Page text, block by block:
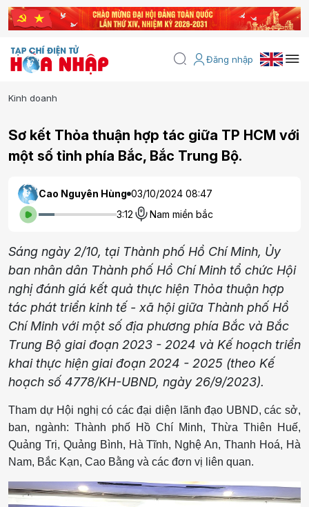
Đăng nhập
Kinh doanh
Sơ kết Thỏa thuận hợp tác giữa TP HCM với
một số tỉnh phía Bắc, Bắc Trung Bộ.
Cao Nguyên Hùng 03/10/2024 08:47
3:12
Nam miền bắc
Sáng ngày 2/10, tại Thành phố Hồ Chí Minh, Ủy
ban nhân dân Thành phố Hồ Chí Minh tổ chức Hội
nghị đánh giá kết quả thực hiện Thỏa thuận hợp
tác phát triển kinh tế - xã hội giữa Thành phố Hồ
Chí Minh với một số địa phương phía Bắc và Bắc
Trung Bộ giai đoạn 2023 - 2024 và Kế hoạch triển
khai thực hiện giai đoạn 2024 - 2025 (theo Kế
hoạch số 4778/KH-UBND, ngày 26/9/2023).
Tham dự Hội nghị có các đại diện lãnh đạo UBND, các sở,
ban, ngành: Thành phố Hồ Chí Minh, Thừa Thiên Huế,
Quảng Trị, Quảng Bình, Hà Tĩnh, Nghệ An, Thanh Hoá, Hà
Nam, Bắc Kạn, Cao Bằng và các đơn vị liên quan.